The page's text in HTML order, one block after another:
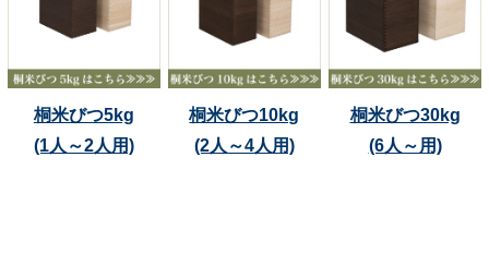
桐米びつ5kg
(1人～2人用)
桐米びつ10kg
(2人～4人用)
桐米びつ30kg
(6人～用)